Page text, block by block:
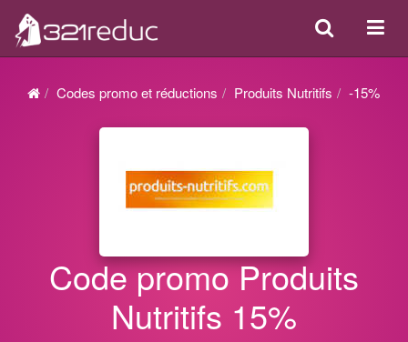
ou
Search
Codes promo et réductions Produits Nutritifs -15%
Code promo Produits
Nutritifs 15%